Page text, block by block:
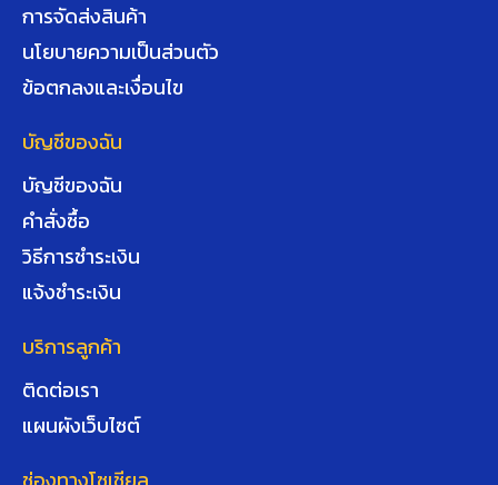
การจัดส่งสินค้า
นโยบายความเป็นส่วนตัว
ข้อตกลงและเงื่อนไข
บัญชีของฉัน
บัญชีของฉัน
คำสั่งซื้อ
วิธีการชำระเงิน
แจ้งชำระเงิน
บริการลูกค้า
ติดต่อเรา
แผนผังเว็บไซต์